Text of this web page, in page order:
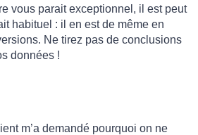
vous parait exceptionnel, il est peut
habituel : il en est de même en
Ne tirez pas de conclusions
données !
m’a demandé pourquoi on ne